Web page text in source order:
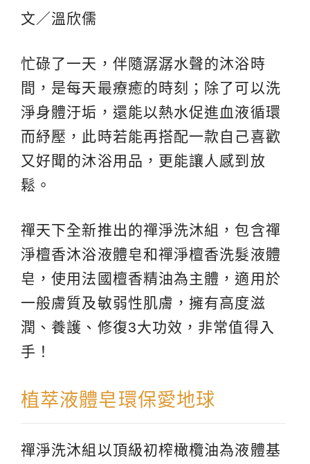
文／溫欣儒
忙碌了一天，伴隨潺潺水聲的沐浴時
間，是每天最療癒的時刻；除了可以洗
淨身體汙垢，還能以熱水促進血液循環
而紓壓，此時若能再搭配一款自己喜歡
又好聞的沐浴用品，更能讓人感到放
鬆。
禪天下全新推出的禪淨洗沐組，包含禪
淨檀香沐浴液體皂和禪淨檀香洗髮液體
皂，使用法國檀香精油為主體，適用於
一般膚質及敏弱性肌膚，擁有高度滋
潤、養護、修復3大功效，非常值得入
手！
植萃液體皂環保愛地球
禪淨洗沐組以頂級初榨橄欖油為液體基